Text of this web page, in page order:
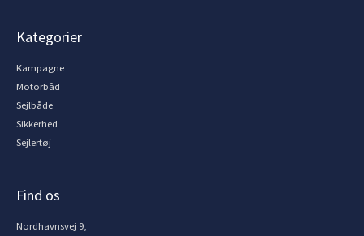
Kategorier
Kampagne
Motorbåd
Sejlbåde
Sikkerhed
Sejlertøj
Find os
Nordhavnsvej 9,